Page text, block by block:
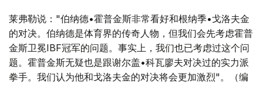
莱弗勒说："伯纳德•霍普金斯非常看好和根纳季•戈洛夫金
的对决。伯纳德是体育界的传奇人物，但我们会先考虑霍普
金斯卫冕IBF冠军的问题。事实上，我们也已考虑过这个问
题。霍普金斯无疑也是跟谢尔盖•科瓦廖夫对决过的实力派
拳手。我们认为他和戈洛夫金的对决将会更加激烈"。（编